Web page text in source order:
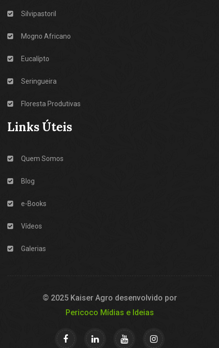
Silvipastoril
Mogno Africano
Eucalípto
Seringueira
Floresta Produtivas
Links Úteis
Quem Somos
Blog
e-Books
Vídeos
Galerias
© 2025 Kaiser Agro desenvolvido por
Pericoco Mídias e Ideias